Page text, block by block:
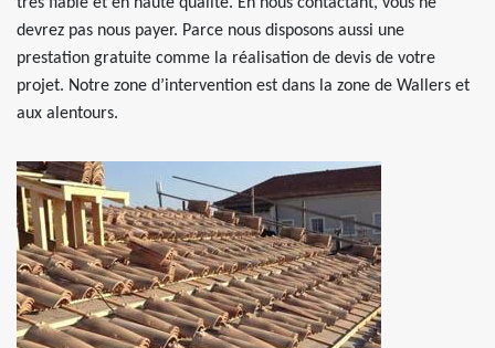
devrez pas nous payer. Parce nous disposons aussi une
prestation gratuite comme la réalisation de devis de votre
projet. Notre zone d’intervention est dans la zone de Wallers et
aux alentours.